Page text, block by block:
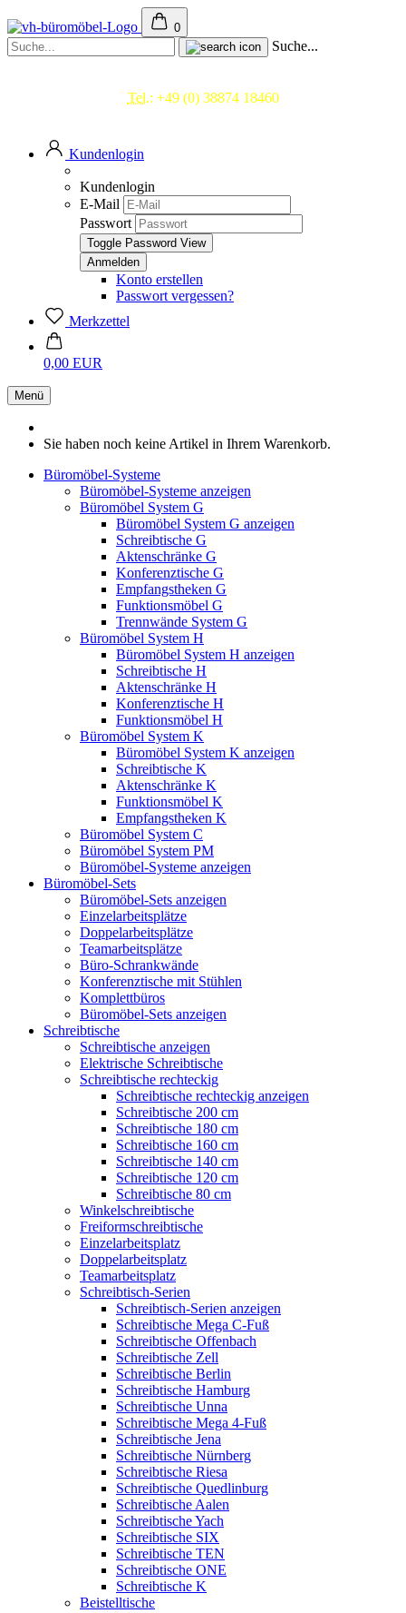
0
Suche...
Tel.: +49 (0) 38874 18460
Kundenlogin
Kundenlogin
E-Mail
Passwort
Toggle Password View
Konto erstellen
Passwort vergessen?
Merkzettel
0,00 EUR
Menü
Sie haben noch keine Artikel in Ihrem Warenkorb.
Büromöbel-Systeme
Büromöbel-Systeme anzeigen
Büromöbel System G
Büromöbel System G anzeigen
Schreibtische G
Aktenschränke G
Konferenztische G
Empfangstheken G
Funktionsmöbel G
Trennwände System G
Büromöbel System H
Büromöbel System H anzeigen
Schreibtische H
Aktenschränke H
Konferenztische H
Funktionsmöbel H
Büromöbel System K
Büromöbel System K anzeigen
Schreibtische K
Aktenschränke K
Funktionsmöbel K
Empfangstheken K
Büromöbel System C
Büromöbel System PM
Büromöbel-Systeme anzeigen
Büromöbel-Sets
Büromöbel-Sets anzeigen
Einzelarbeitsplätze
Doppelarbeitsplätze
Teamarbeitsplätze
Büro-Schrankwände
Konferenztische mit Stühlen
Komplettbüros
Büromöbel-Sets anzeigen
Schreibtische
Schreibtische anzeigen
Elektrische Schreibtische
Schreibtische rechteckig
Schreibtische rechteckig anzeigen
Schreibtische 200 cm
Schreibtische 180 cm
Schreibtische 160 cm
Schreibtische 140 cm
Schreibtische 120 cm
Schreibtische 80 cm
Winkelschreibtische
Freiformschreibtische
Einzelarbeitsplatz
Doppelarbeitsplatz
Teamarbeitsplatz
Schreibtisch-Serien
Schreibtisch-Serien anzeigen
Schreibtische Mega C-Fuß
Schreibtische Offenbach
Schreibtische Zell
Schreibtische Berlin
Schreibtische Hamburg
Schreibtische Unna
Schreibtische Mega 4-Fuß
Schreibtische Jena
Schreibtische Nürnberg
Schreibtische Riesa
Schreibtische Quedlinburg
Schreibtische Aalen
Schreibtische Yach
Schreibtische SIX
Schreibtische TEN
Schreibtische ONE
Schreibtische K
Beistelltische